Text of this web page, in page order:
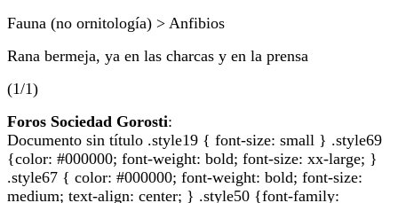
Fauna (no ornitología) > Anfibios
Rana bermeja, ya en las charcas y en la prensa
(1/1)
Foros Sociedad Gorosti:
Documento sin título .style19 { font-size: small } .style69
{color: #000000; font-weight: bold; font-size: xx-large; }
.style67 { color: #000000; font-weight: bold; font-size:
medium; text-align: center; } .style50 {font-family: